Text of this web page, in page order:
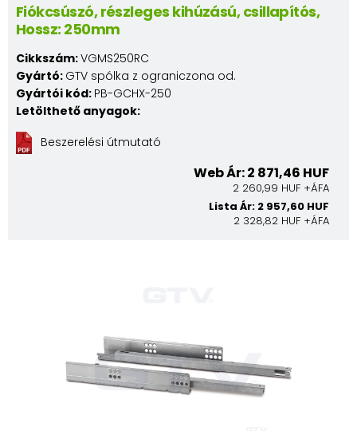
Fiókcsúszó, részleges kihúzású, csillapítós,
Hossz: 250mm
Cikkszám:VGMS250RC
Gyártó: GTV spólka z ograniczona od.
Gyártói kód: PB-GCHX-250
Letölthető anyagok:
Beszerelési útmutató
Web Ár: 2 871,46 HUF
2 260,99 HUF +ÁFA
Lista Ár: 2 957,60 HUF
2 328,82 HUF +ÁFA